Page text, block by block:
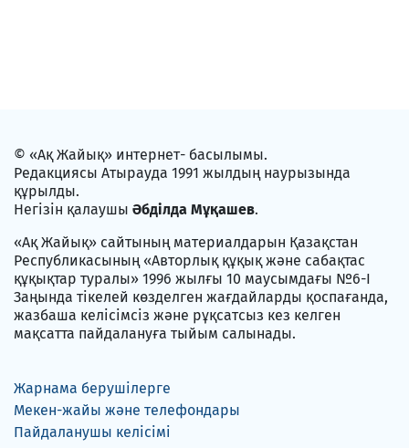
© «Ақ Жайық» интернет- басылымы.
Редакциясы Атырауда 1991 жылдың наурызында
құрылды.
Негізін қалаушы Әбділда Мұқашев.
«Ақ Жайық» сайтының материалдарын Қазақстан
Республикасының «Авторлық құқық және сабақтас
құқықтар туралы» 1996 жылғы 10 маусымдағы №6-I
Заңында тікелей көзделген жағдайларды қоспағанда,
жазбаша келісімсіз және рұқсатсыз кез келген
мақсатта пайдалануға тыйым салынады.
Жарнама берушілерге
Мекен-жайы және телефондары
Пайдаланушы келісімі